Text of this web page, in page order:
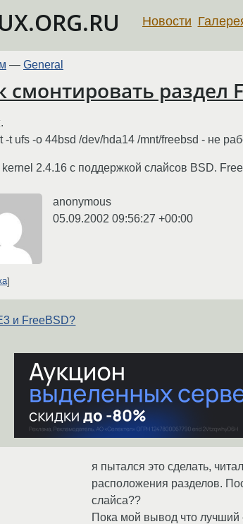
Новости
— General
смонтировать раздел
-t ufs -o 44bsd /dev/hda14 /mnt/freebsd - не
kernel 2.4.16 с поддержкой слайсов BSD.
anonymous
05.09.2002 09:56:27 +00:00
и FreeBSD?
я пытался это сделать,
расположения разделов.
слайса??
Пока мой вывод что лучший